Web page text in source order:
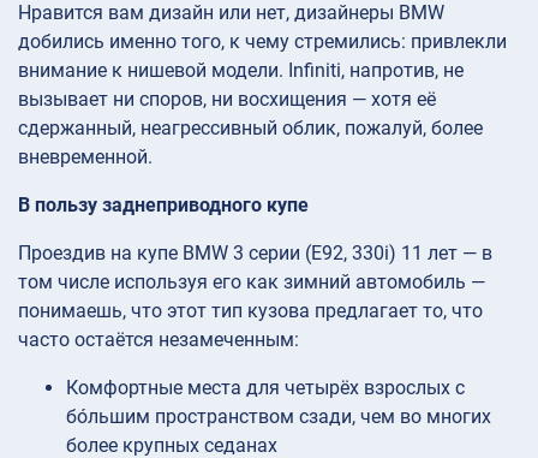
Нравится вам дизайн или нет, дизайнеры BMW
добились именно того, к чему стремились: привлекли
внимание к нишевой модели. Infiniti, напротив, не
вызывает ни споров, ни восхищения — хотя её
сдержанный, неагрессивный облик, пожалуй, более
вневременной.
В пользу заднеприводного купе
Проездив на купе BMW 3 серии (E92, 330i) 11 лет — в
том числе используя его как зимний автомобиль —
понимаешь, что этот тип кузова предлагает то, что
часто остаётся незамеченным:
Комфортные места для четырёх взрослых с
бо́льшим пространством сзади, чем во многих
более крупных седанах